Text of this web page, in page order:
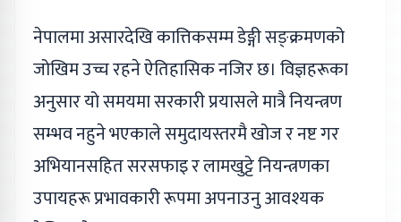
नेपालमा असारदेखि कात्तिकसम्म डेङ्गी सङ्क्रमणको
जोखिम उच्च रहने ऐतिहासिक नजिर छ। विज्ञहरूका
अनुसार यो समयमा सरकारी प्रयासले मात्रै नियन्त्रण
सम्भव नहुने भएकाले समुदायस्तरमै खोज र नष्ट गर
अभियानसहित सरसफाइ र लामखुट्टे नियन्त्रणका
उपायहरू प्रभावकारी रूपमा अपनाउनु आवश्यक